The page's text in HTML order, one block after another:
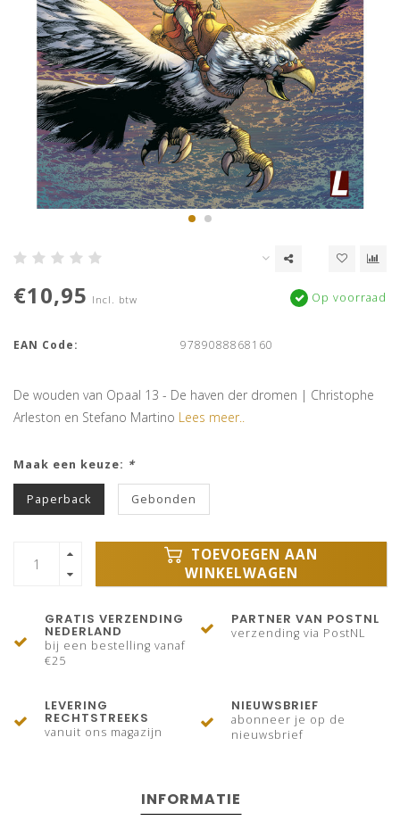
€10,95 Incl. btw Op voorraad
EAN Code: 9789088868160
De wouden van Opaal 13 - De haven der dromen | Christophe
Arleston en Stefano Martino Lees meer..
Maak een keuze: *
Paperback Gebonden
TOEVOEGEN AAN
WINKELWAGEN
GRATIS VERZENDING
NEDERLAND
bij een bestelling vanaf
€25
PARTNER VAN POSTNL
verzending via PostNL
LEVERING
RECHTSTREEKS
vanuit ons magazijn
NIEUWSBRIEF
abonneer je op de
nieuwsbrief
INFORMATIE